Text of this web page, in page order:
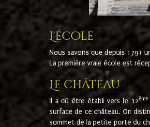
L'école
Nous savons que depuis 1791
La première vraie école est
Le château
Il a dû être établi vers le 12ème
surface de ce château. On
sommet de la petite porte du